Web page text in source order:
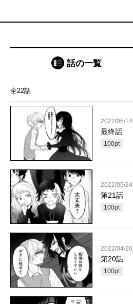
話の一覧
全22話
2022/06/14
最終話
100pt
2022/05/24
第21話
100pt
2022/04/26
第20話
100pt